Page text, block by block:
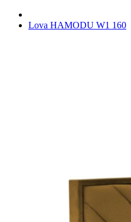
Lova HAMODU W1 160